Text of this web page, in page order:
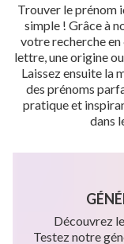
Trouver le prénom
simple ! Grâce à
votre recherche en
lettre, une origine
Laissez ensuite la
des prénoms
pratique et
dans
Découvrez
Testez notre